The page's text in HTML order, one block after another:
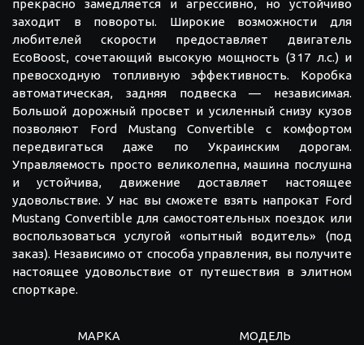
прекрасно замедляется и агрессивно, но устойчиво
заходит в повороты. Широкие возможности для
любителей скорости предоставляет двигатель
EcoBoost, сочетающий высокую мощность (317 л.с.) и
превосходную топливную эффективность. Коробка
автоматическая, задняя подвеска — независимая.
Большой дорожный просвет и усиленный снизу кузов
позволяют Ford Mustang Convertible с комфортом
передвигаться даже по Украинским дорогам.
Управляемость просто великолепна, машина послушна
и устойчива, движение доставляет настоящее
удовольствие. У нас вы сможете взять напрокат Ford
Mustang Convertible для самостоятельных поездок или
воспользоваться услугой «опытный водитель» (под
заказ). Независимо от способа управления, вы получите
настоящее удовольствие от путешествия в элитном
спорткаре.
МАРКА
МОДЕЛЬ